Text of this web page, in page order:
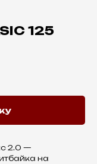
125
2.0 —
на